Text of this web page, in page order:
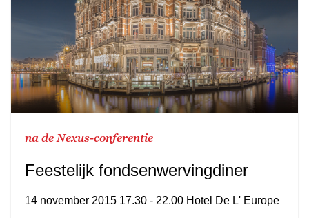
na de Nexus-conferentie
Feestelijk fondsenwervingdiner
14 november 2015 17.30 - 22.00 Hotel De L' Europe